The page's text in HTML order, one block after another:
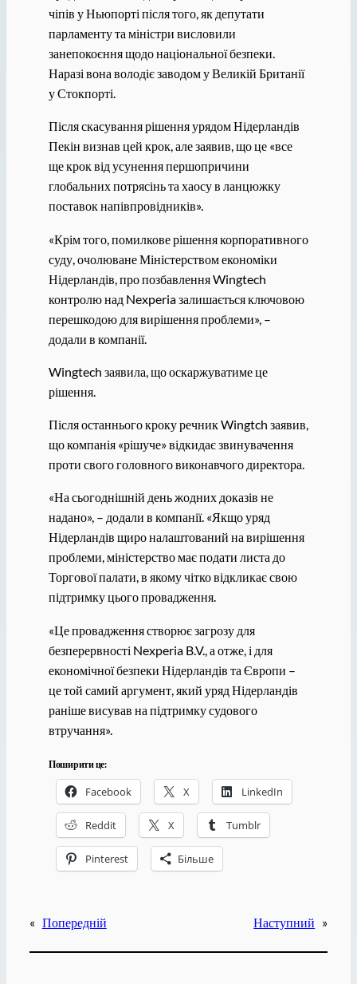
чіпів у Ньюпорті після того, як депутати
парламенту та міністри висловили
занепокоєння щодо національної безпеки.
Наразі вона володіє заводом у Великій Британії
у Стокпорті.
Після скасування рішення урядом Нідерландів
Пекін визнав цей крок, але заявив, що це «все
ще крок від усунення першопричини
глобальних потрясінь та хаосу в ланцюжку
поставок напівпровідників».
«Крім того, помилкове рішення корпоративного
суду, очолюване Міністерством економіки
Нідерландів, про позбавлення Wingtech
контролю над Nexperia залишається ключовою
перешкодою для вирішення проблеми», –
додали в компанії.
Wingtech заявила, що оскаржуватиме це
рішення.
Після останнього кроку речник Wingtch заявив,
що компанія «рішуче» відкидає звинувачення
проти свого головного виконавчого директора.
«На сьогоднішній день жодних доказів не
надано», – додали в компанії. «Якщо уряд
Нідерландів щиро налаштований на вирішення
проблеми, міністерство має подати листа до
Торгової палати, в якому чітко відкликає свою
підтримку цього провадження.
«Це провадження створює загрозу для
безперервності Nexperia B.V., а отже, і для
економічної безпеки Нідерландів та Європи –
це той самий аргумент, який уряд Нідерландів
раніше висував на підтримку судового
втручання».
Поширити це:
Facebook X LinkedIn
Reddit X Tumblr
Pinterest Більше
« Попередній Наступний »